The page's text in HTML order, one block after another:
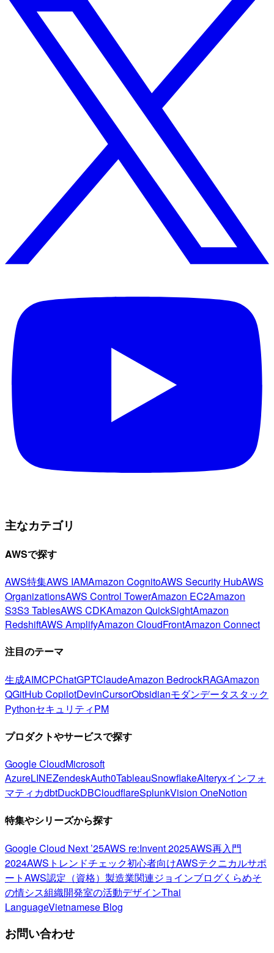
主なカテゴリ
AWSで探す
AWS特集AWS IAMAmazon CognitoAWS Security HubAWS
OrganizationsAWS Control TowerAmazon EC2Amazon
S3S3 TablesAWS CDKAmazon QuickSightAmazon
RedshiftAWS AmplifyAmazon CloudFrontAmazon Connect
注目のテーマ
生成AIMCPChatGPTClaudeAmazon BedrockRAGAmazon
QGitHub CopilotDevinCursorObsidianモダンデータスタック
PythonセキュリティPM
プロダクトやサービスで探す
Google CloudMicrosoft
AzureLINEZendeskAuth0TableauSnowflakeAlteryxインフォ
マティカdbtDuckDBCloudflareSplunkVision OneNotion
特集やシリーズから探す
Google Cloud Next ’25AWS re:Invent 2025AWS再入門
2024AWSトレンドチェック初心者向けAWSテクニカルサポ
ートAWS認定（資格） 製造業関連ジョインブログくらめそ
の情シス組織開発室の活動デザインThai
LanguageVietnamese Blog
お問い合わせ